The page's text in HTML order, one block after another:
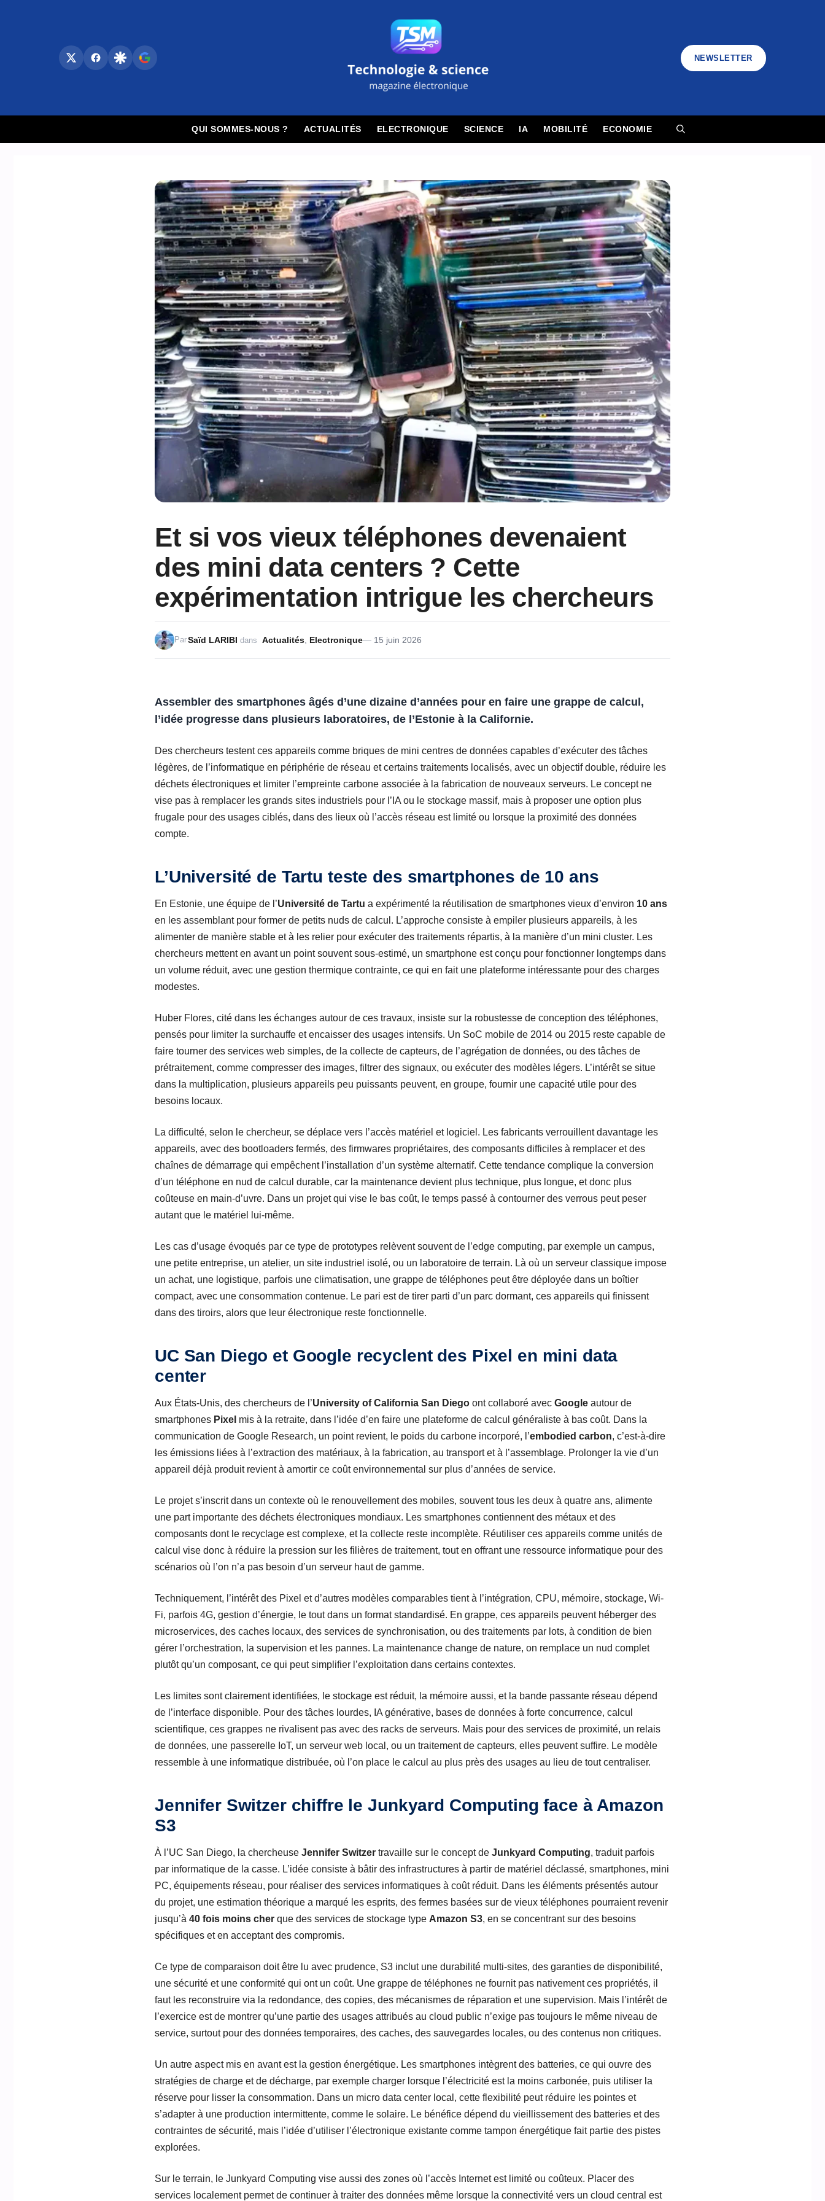
NEWSLETTER
QUI SOMMES-NOUS ? ACTUALITÉS ELECTRONIQUE SCIENCE IA MOBILITÉ ECONOMIE
Et si vos vieux téléphones devenaient
des mini data centers ? Cette
expérimentation intrigue les chercheurs
15 juin 2026
ParSaïd LARIBI dans Actualités Electronique
Assembler des smartphones âgés d’une dizaine d’années pour en faire une grappe de calcul,
l’idée progresse dans plusieurs laboratoires, de l’Estonie à la Californie.
Des chercheurs testent ces appareils comme briques de mini centres de données capables d’exécuter des tâches
légères, de l’informatique en périphérie de réseau et certains traitements localisés, avec un objectif double, réduire les
déchets électroniques et limiter l’empreinte carbone associée à la fabrication de nouveaux serveurs. Le concept ne
vise pas à remplacer les grands sites industriels pour l’IA ou le stockage massif, mais à proposer une option plus
frugale pour des usages ciblés, dans des lieux où l’accès réseau est limité ou lorsque la proximité des données
compte.
L’Université de Tartu teste des smartphones de 10 ans
En Estonie, une équipe de l’Université de Tartu a expérimenté la réutilisation de smartphones vieux d’environ 10 ans
en les assemblant pour former de petits nuds de calcul. L’approche consiste à empiler plusieurs appareils, à les
alimenter de manière stable et à les relier pour exécuter des traitements répartis, à la manière d’un mini cluster. Les
chercheurs mettent en avant un point souvent sous-estimé, un smartphone est conçu pour fonctionner longtemps dans
un volume réduit, avec une gestion thermique contrainte, ce qui en fait une plateforme intéressante pour des charges
modestes.
Huber Flores, cité dans les échanges autour de ces travaux, insiste sur la robustesse de conception des téléphones,
pensés pour limiter la surchauffe et encaisser des usages intensifs. Un SoC mobile de 2014 ou 2015 reste capable de
faire tourner des services web simples, de la collecte de capteurs, de l’agrégation de données, ou des tâches de
prétraitement, comme compresser des images, filtrer des signaux, ou exécuter des modèles légers. L’intérêt se situe
dans la multiplication, plusieurs appareils peu puissants peuvent, en groupe, fournir une capacité utile pour des
besoins locaux.
La difficulté, selon le chercheur, se déplace vers l’accès matériel et logiciel. Les fabricants verrouillent davantage les
appareils, avec des bootloaders fermés, des firmwares propriétaires, des composants difficiles à remplacer et des
chaînes de démarrage qui empêchent l’installation d’un système alternatif. Cette tendance complique la conversion
d’un téléphone en nud de calcul durable, car la maintenance devient plus technique, plus longue, et donc plus
coûteuse en main-d’uvre. Dans un projet qui vise le bas coût, le temps passé à contourner des verrous peut peser
autant que le matériel lui-même.
Les cas d’usage évoqués par ce type de prototypes relèvent souvent de l’edge computing, par exemple un campus,
une petite entreprise, un atelier, un site industriel isolé, ou un laboratoire de terrain. Là où un serveur classique impose
un achat, une logistique, parfois une climatisation, une grappe de téléphones peut être déployée dans un boîtier
compact, avec une consommation contenue. Le pari est de tirer parti d’un parc dormant, ces appareils qui finissent
dans des tiroirs, alors que leur électronique reste fonctionnelle.
UC San Diego et Google recyclent des Pixel en mini data
center
Aux États-Unis, des chercheurs de l’University of California San Diego ont collaboré avec Google autour de
smartphones Pixel mis à la retraite, dans l’idée d’en faire une plateforme de calcul généraliste à bas coût. Dans la
communication de Google Research, un point revient, le poids du carbone incorporé, l’embodied carbon, c’est-à-dire
les émissions liées à l’extraction des matériaux, à la fabrication, au transport et à l’assemblage. Prolonger la vie d’un
appareil déjà produit revient à amortir ce coût environnemental sur plus d’années de service.
Le projet s’inscrit dans un contexte où le renouvellement des mobiles, souvent tous les deux à quatre ans, alimente
une part importante des déchets électroniques mondiaux. Les smartphones contiennent des métaux et des
composants dont le recyclage est complexe, et la collecte reste incomplète. Réutiliser ces appareils comme unités de
calcul vise donc à réduire la pression sur les filières de traitement, tout en offrant une ressource informatique pour des
scénarios où l’on n’a pas besoin d’un serveur haut de gamme.
Techniquement, l’intérêt des Pixel et d’autres modèles comparables tient à l’intégration, CPU, mémoire, stockage, Wi-
Fi, parfois 4G, gestion d’énergie, le tout dans un format standardisé. En grappe, ces appareils peuvent héberger des
microservices, des caches locaux, des services de synchronisation, ou des traitements par lots, à condition de bien
gérer l’orchestration, la supervision et les pannes. La maintenance change de nature, on remplace un nud complet
plutôt qu’un composant, ce qui peut simplifier l’exploitation dans certains contextes.
Les limites sont clairement identifiées, le stockage est réduit, la mémoire aussi, et la bande passante réseau dépend
de l’interface disponible. Pour des tâches lourdes, IA générative, bases de données à forte concurrence, calcul
scientifique, ces grappes ne rivalisent pas avec des racks de serveurs. Mais pour des services de proximité, un relais
de données, une passerelle IoT, un serveur web local, ou un traitement de capteurs, elles peuvent suffire. Le modèle
ressemble à une informatique distribuée, où l’on place le calcul au plus près des usages au lieu de tout centraliser.
Jennifer Switzer chiffre le Junkyard Computing face à Amazon
S3
À l’UC San Diego, la chercheuse Jennifer Switzer travaille sur le concept de Junkyard Computing, traduit parfois
par informatique de la casse. L’idée consiste à bâtir des infrastructures à partir de matériel déclassé, smartphones, mini
PC, équipements réseau, pour réaliser des services informatiques à coût réduit. Dans les éléments présentés autour
du projet, une estimation théorique a marqué les esprits, des fermes basées sur de vieux téléphones pourraient revenir
jusqu’à 40 fois moins cher que des services de stockage type Amazon S3, en se concentrant sur des besoins
spécifiques et en acceptant des compromis.
Ce type de comparaison doit être lu avec prudence, S3 inclut une durabilité multi-sites, des garanties de disponibilité,
une sécurité et une conformité qui ont un coût. Une grappe de téléphones ne fournit pas nativement ces propriétés, il
faut les reconstruire via la redondance, des copies, des mécanismes de réparation et une supervision. Mais l’intérêt de
l’exercice est de montrer qu’une partie des usages attribués au cloud public n’exige pas toujours le même niveau de
service, surtout pour des données temporaires, des caches, des sauvegardes locales, ou des contenus non critiques.
Un autre aspect mis en avant est la gestion énergétique. Les smartphones intègrent des batteries, ce qui ouvre des
stratégies de charge et de décharge, par exemple charger lorsque l’électricité est la moins carbonée, puis utiliser la
réserve pour lisser la consommation. Dans un micro data center local, cette flexibilité peut réduire les pointes et
s’adapter à une production intermittente, comme le solaire. Le bénéfice dépend du vieillissement des batteries et des
contraintes de sécurité, mais l’idée d’utiliser l’électronique existante comme tampon énergétique fait partie des pistes
explorées.
Sur le terrain, le Junkyard Computing vise aussi des zones où l’accès Internet est limité ou coûteux. Placer des
services localement permet de continuer à traiter des données même lorsque la connectivité vers un cloud central est